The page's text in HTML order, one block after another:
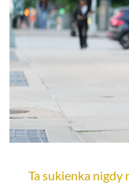
Ta sukienka nigdy